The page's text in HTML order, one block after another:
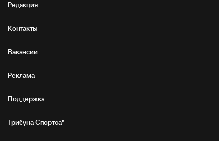
Редакция
Контакты
Вакансии
Реклама
Поддержка
Трибуна Спортса"